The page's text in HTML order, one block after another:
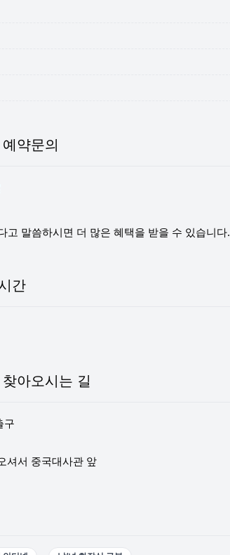
약문의
고 말씀하시면 더 많은 혜택을 받을 수 있습니다.
간
아오시는 길
구
셔서 중국대사관 앞